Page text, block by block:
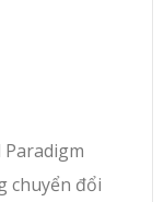
chuyển đổi